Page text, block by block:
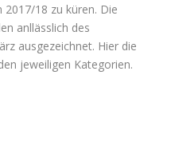
18 zu küren. Die
anllässlich des
ausgezeichnet. Hier die
jeweiligen Kategorien.